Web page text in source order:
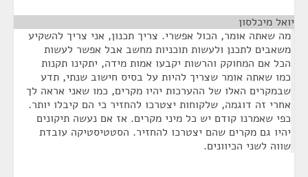
יואל מיכלסון
מה שאתה אומר, הכול אפשרי. צריך תכנון, אני צריך להשקיע
משאבים לתכנן ולעשות תוכניות מחשב אבל אפשר לעשות
הכל אם המחוקק והרשות יקבעו אמות מידה, יתקינו תקנות
כמו שאתה אומר שצריך להיות על בסיס חישוב שנתי, תדע
שבמקרים האלו של ההערכות יהיו מקרים, כמו שאני אראה לך
אחרי זה דוגמה, שלקוחות יצטרכו להחזיר כי הם קיבלו יותר.
כפי שאמרנו קודם יש כל מיני מקרים. אז אם נעשה תיקונים
יהיו גם מקרים שהם יצטרכו להחזיר. הסטטיסטיקה עובדת
שווה לשני הכיוונים.